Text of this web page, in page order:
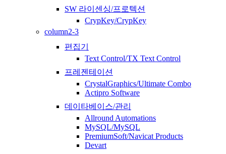
SW 라이센싱/프로텍션
CrypKey/CrypKey
column2-3
편집기
Text Control/TX Text Control
프레젠테이션
CrystalGraphics/Ultimate Combo
Actipro Software
데이타베이스/관리
Allround Automations
MySQL/MySQL
PremiumSoft/Navicat Products
Devart